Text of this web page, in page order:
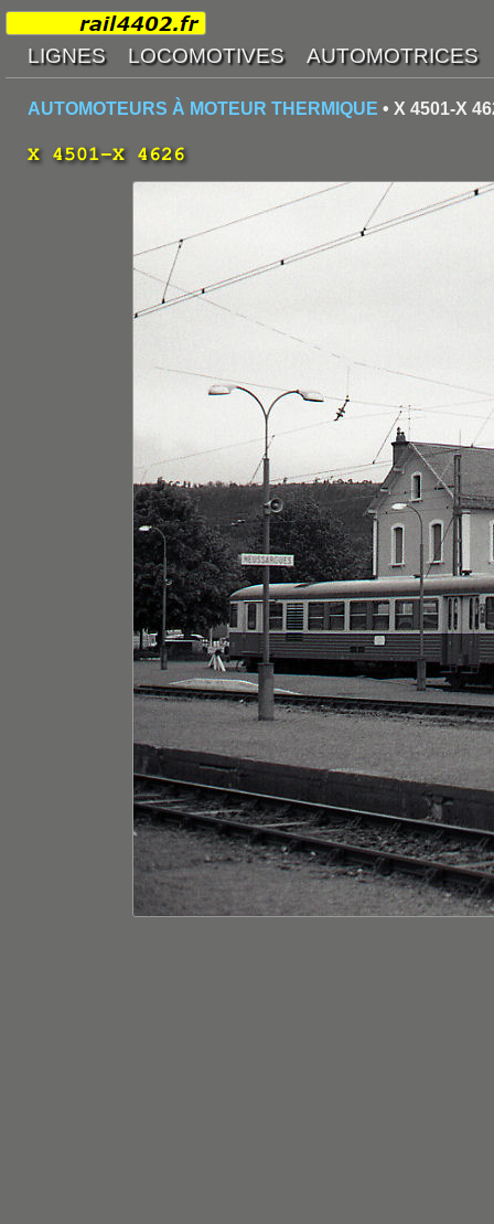
AUTOMOTEURS À MOTEUR THERMIQUE • X 4501-X
X 4501-X 4626